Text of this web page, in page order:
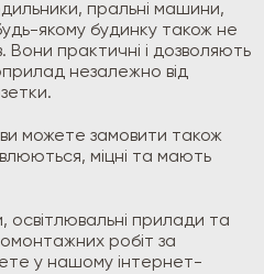
пральні машини,
якому будинку також не
Вони практичні і дозволяють
незалежно від
можете замовити також
міцні та мають
прилади та
робіт за
у нашому інтернет-